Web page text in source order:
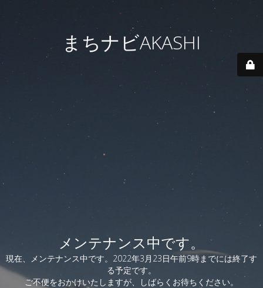
まちナビAKASHI
メンテナンス中です。
現在、メンテナンス中です。2022年3月23日午前9時までには終了す
る予定です。
ご不便をおかけいたしますが、しばらくお待ちください。